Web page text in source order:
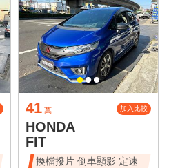
41 萬 加入比較
HONDA
FIT
換檔撥片 倒車顯影 定速